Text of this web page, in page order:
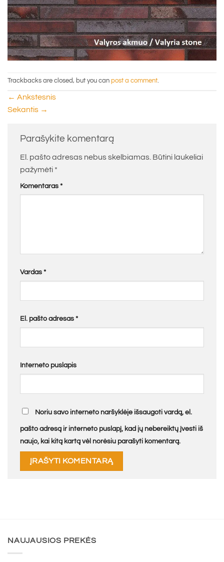
Trackbacks are closed, but you can post a comment.
← Ankstesnis
Sekantis →
Parašykite komentarą
El. pašto adresas nebus skelbiamas. Būtini laukeliai
pažymėti *
Komentaras *
Vardas *
El. pašto adresas *
Interneto puslapis
Noriu savo interneto naršyklėje išsaugoti vardą, el.
pašto adresą ir interneto puslapį, kad jų nebereiktų įvesti iš
naujo, kai kitą kartą vėl norėsiu parašyti komentarą.
NAUJAUSIOS PREKĖS